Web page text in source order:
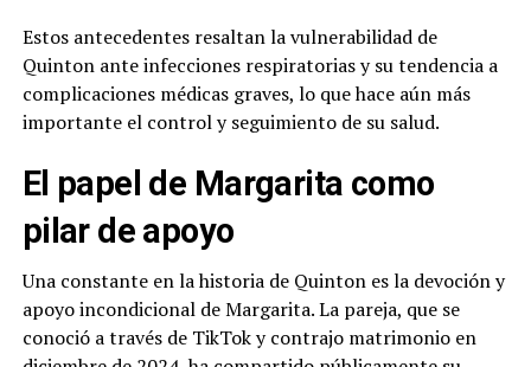
Estos antecedentes resaltan la vulnerabilidad de
Quinton ante infecciones respiratorias y su tendencia a
complicaciones médicas graves, lo que hace aún más
importante el control y seguimiento de su salud.
El papel de Margarita como
pilar de apoyo
Una constante en la historia de Quinton es la devoción y
apoyo incondicional de Margarita. La pareja, que se
conoció a través de TikTok y contrajo matrimonio en